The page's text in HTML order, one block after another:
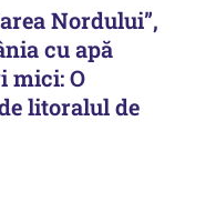
Nordului”,
cu apă
mici: O
litoralul de